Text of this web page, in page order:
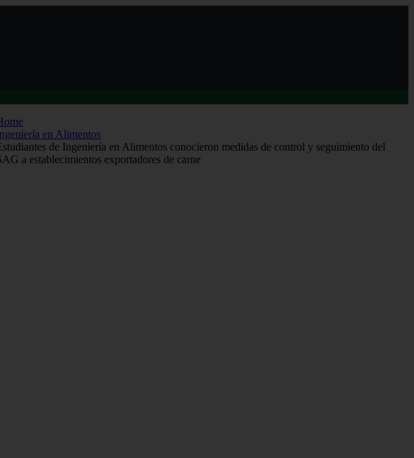
en Alimentos
de Ingeniería en Alimentos conocieron medidas de control y seguimiento del
a establecimientos exportadores de carne